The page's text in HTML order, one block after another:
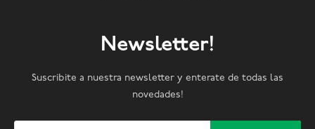
Newsletter!
Suscribite a nuestra newsletter y enterate de todas las
novedades!